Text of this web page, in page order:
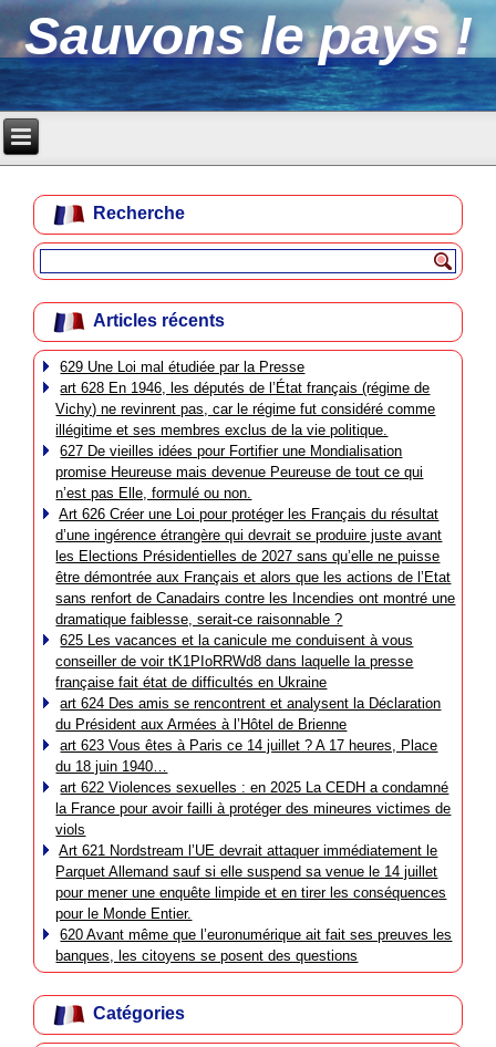
Sauvons le pays !
Recherche
Articles récents
629 Une Loi mal étudiée par la Presse
art 628 En 1946, les députés de l’État français (régime de
Vichy) ne revinrent pas, car le régime fut considéré comme
illégitime et ses membres exclus de la vie politique.
627 De vieilles idées pour Fortifier une Mondialisation
promise Heureuse mais devenue Peureuse de tout ce qui
n’est pas Elle, formulé ou non.
Art 626 Créer une Loi pour protéger les Français du résultat
d’une ingérence étrangère qui devrait se produire juste avant
les Elections Présidentielles de 2027 sans qu’elle ne puisse
être démontrée aux Français et alors que les actions de l’Etat
sans renfort de Canadairs contre les Incendies ont montré une
dramatique faiblesse, serait-ce raisonnable ?
625 Les vacances et la canicule me conduisent à vous
conseiller de voir tK1PIoRRWd8 dans laquelle la presse
française fait état de difficultés en Ukraine
art 624 Des amis se rencontrent et analysent la Déclaration
du Président aux Armées à l’Hôtel de Brienne
art 623 Vous êtes à Paris ce 14 juillet ? A 17 heures, Place
du 18 juin 1940…
art 622 Violences sexuelles : en 2025 La CEDH a condamné
la France pour avoir failli à protéger des mineures victimes de
viols
Art 621 Nordstream l’UE devrait attaquer immédiatement le
Parquet Allemand sauf si elle suspend sa venue le 14 juillet
pour mener une enquête limpide et en tirer les conséquences
pour le Monde Entier.
620 Avant même que l’euronumérique ait fait ses preuves les
banques, les citoyens se posent des questions
Catégories